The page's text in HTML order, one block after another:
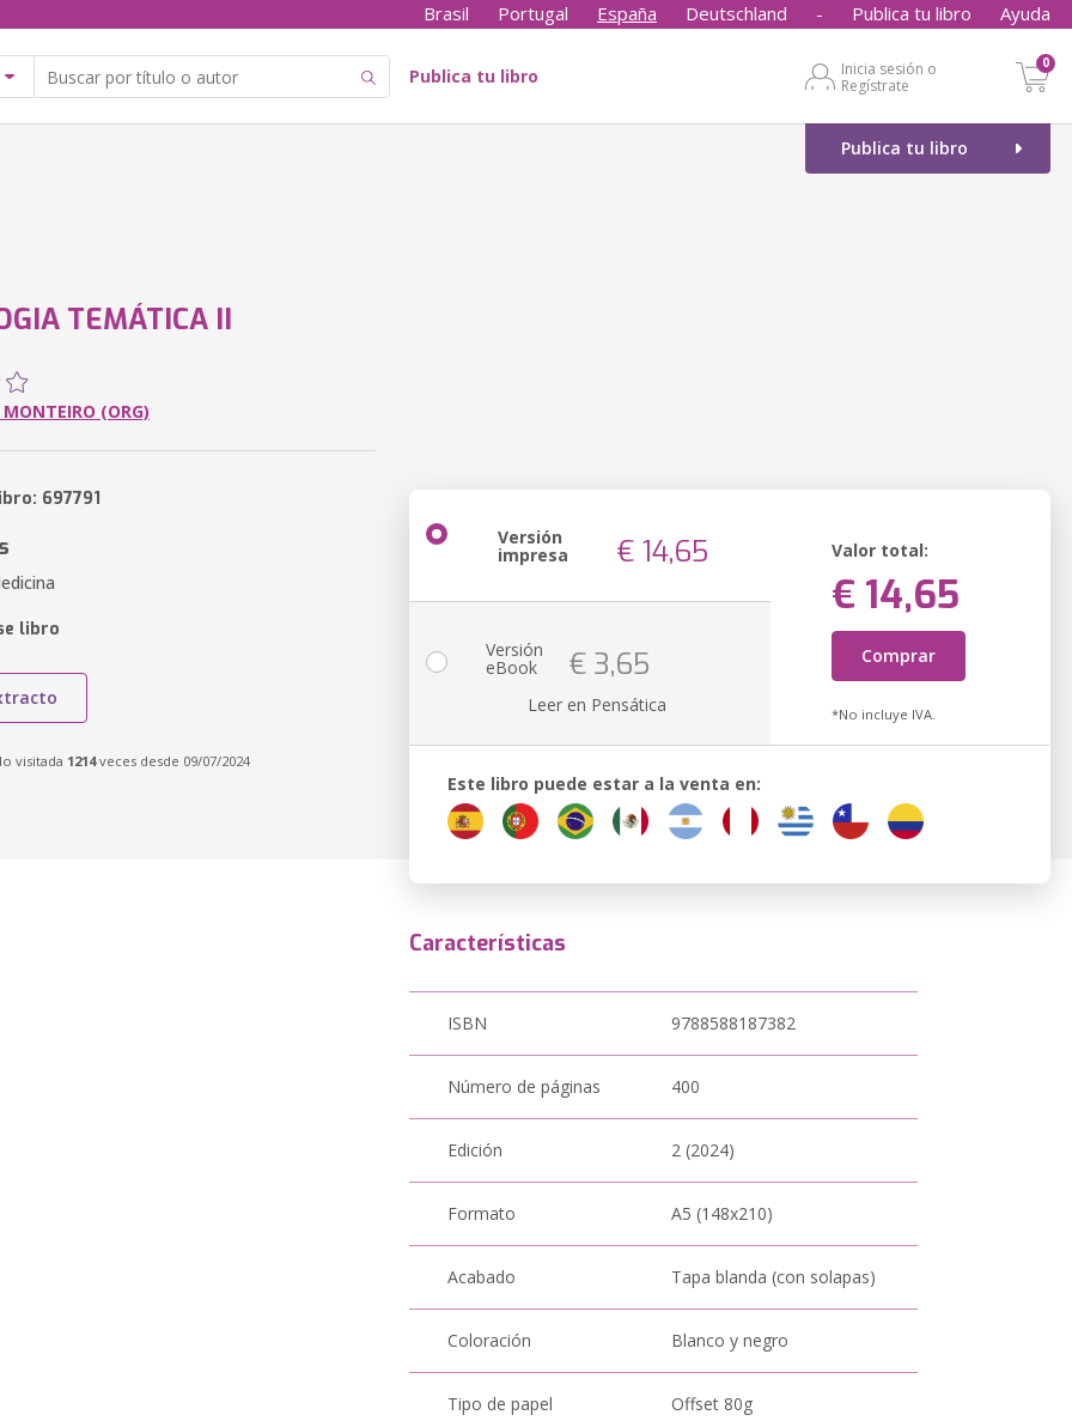
Brasil Portugal España Deutschland - Publica tu libro Ayuda
Publica tu libro
Inicia sesión o
Regístrate
0
Publica tu libro
TEMÁTICA II
(ORG)
697791
libro
visitada 1214veces desde 09/07/2024
Versión
impresa € 14,65 Valor total:
€ 14,65
Comprar
*No incluye IVA.
Versión
eBook € 3,65
Leer en Pensática
Este libro puede estar a la venta en:
Características
ISBN 9788588187382
Número de páginas 400
Edición 2 (2024)
Formato A5 (148x210)
Acabado Tapa blanda (con solapas)
Coloración Blanco y negro
Tipo de papel Offset 80g